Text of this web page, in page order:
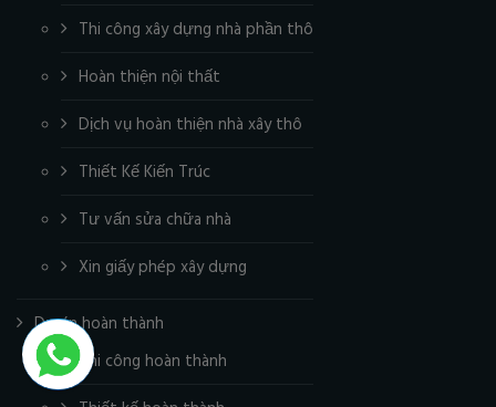
Thi công xây dựng nhà phần thô
Hoàn thiện nội thất
Dịch vụ hoàn thiện nhà xây thô
Thiết Kế Kiến Trúc
Tư vấn sửa chữa nhà
Xin giấy phép xây dựng
Dự án hoàn thành
Thi công hoàn thành